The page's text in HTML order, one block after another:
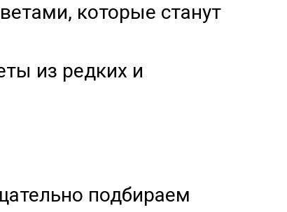
которые станут
из редких и
подбираем